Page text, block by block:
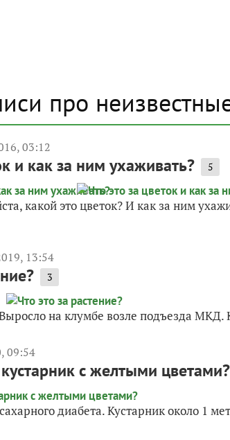
про
03:12
и как за ним ухаживать? 5
какой это цветок? И как за ним
13:54
3
Выросло на клумбе возле подъезда
09:54
с желтыми цветами?
диабета. Кустарник около 1